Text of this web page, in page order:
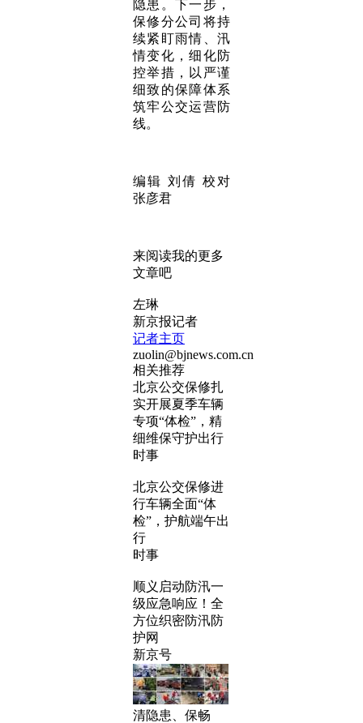
隐患。下一步，
保修分公司将持
续紧盯雨情、汛
情变化，细化防
控举措，以严谨
细致的保障体系
筑牢公交运营防
线。
编辑 刘倩 校对
张彦君
来阅读我的更多
文章吧
左琳
新京报记者
记者主页
zuolin@bjnews.com.cn
相关推荐
北京公交保修扎
实开展夏季车辆
专项“体检”，精
细维保守护出行
时事
北京公交保修进
行车辆全面“体
检”，护航端午出
行
时事
顺义启动防汛一
级应急响应！全
方位织密防汛防
护网
新京号
清隐患、保畅